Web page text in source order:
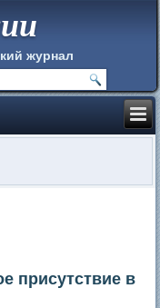
журнал
присутствие в